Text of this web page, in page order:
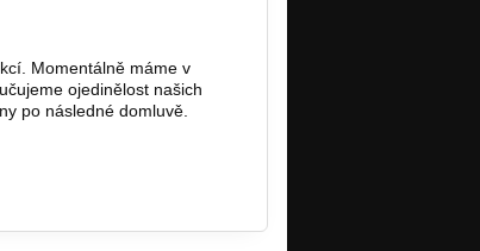
Momentálně máme v
ojedinělost našich
po následné domluvě.